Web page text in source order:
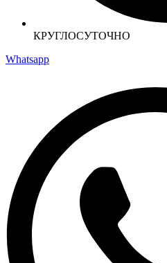
КРУГЛОСУТОЧНО
Whatsapp